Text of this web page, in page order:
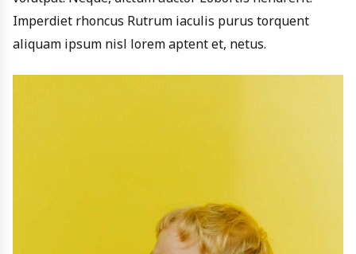
Imperdiet rhoncus Rutrum iaculis purus torquent
aliquam ipsum nisl lorem aptent et, netus.